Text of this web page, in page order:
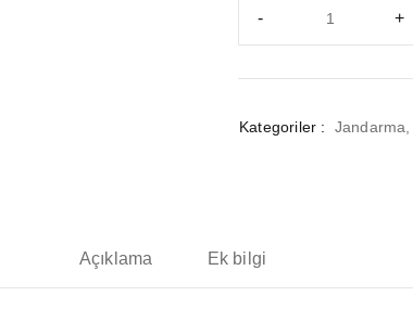
Kategoriler : Jandarma
Açıklama Ek bilgi